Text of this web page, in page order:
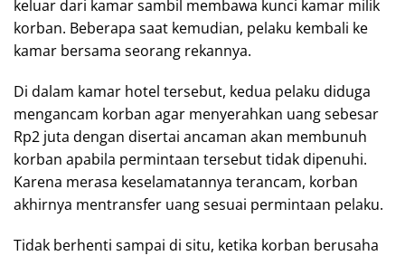
keluar dari kamar sambil membawa kunci kamar milik
korban. Beberapa saat kemudian, pelaku kembali ke
kamar bersama seorang rekannya.
Di dalam kamar hotel tersebut, kedua pelaku diduga
mengancam korban agar menyerahkan uang sebesar
Rp2 juta dengan disertai ancaman akan membunuh
korban apabila permintaan tersebut tidak dipenuhi.
Karena merasa keselamatannya terancam, korban
akhirnya mentransfer uang sesuai permintaan pelaku.
Tidak berhenti sampai di situ, ketika korban berusaha